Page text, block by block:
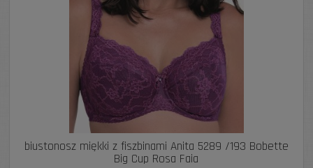
biustonosz miękki z fiszbinami Anita 5289 /193 Bobette
Big Cup Rosa Faia